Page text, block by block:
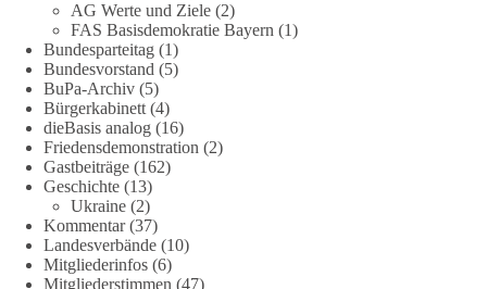
Es ging weniger um fertige Antworten als um eine Debatte
darüber, wie Freiheit, Verantwortung, Naturschutz und
Grundrechte in einer demokratischen Gesellschaft künftig
miteinander in Einklang gebracht werden können.
#dieBasis #natur #grundrechte
7 8
DieBasis
1 Tag zuvor
AG Werte und Ziele (2)
FAS Basisdemokratie Bayern (1)
Bundesparteitag (1)
Bundesvorstand (5)
BuPa-Archiv (5)
Bürgerkabinett (4)
dieBasis analog (16)
Friedensdemonstration (2)
Gastbeiträge (162)
Geschichte (13)
Ukraine (2)
Kommentar(37)
Landesverbände (10)
Mitgliederinfos (6)
Mitgliederstimmen (47)